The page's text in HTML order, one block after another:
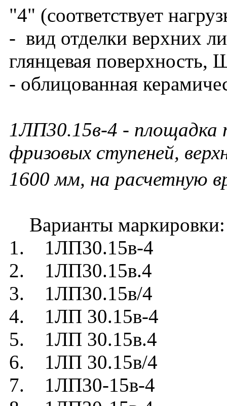
"4" (соответствует
- вид отделки верхних
глянцевая
- облицованная
1ЛП30.15в-4 - площадка
фризовых ступеней,
1600 мм, на расчетную
Варианты маркировки:
1. 1ЛП30.15в-4
2. 1ЛП30.15в.4
3. 1ЛП30.15в/4
4. 1ЛП 30.15в-4
5. 1ЛП 30.15в.4
6. 1ЛП 30.15в/4
7. 1ЛП30-15в-4